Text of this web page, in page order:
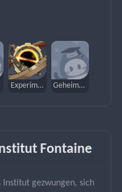
Experimenteller Feldgenerator Geheimnisvolles Erz
Fontaine
gezwungen, sich